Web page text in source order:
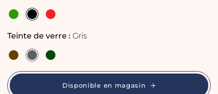
Teinte de verre : Gris
Disponible en magasin